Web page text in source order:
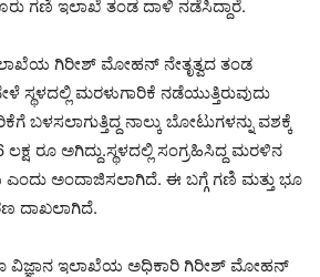
ಗಣಿ ಇಲಾಖೆ ತಂಡ ದಾಳಿ ನಡೆಸಿದ್ದಾರೆ.
ಗಿರೀಶ್ ಮೋಹನ್ ನೇತೃತ್ವದ ತಂಡ
ಸ್ಥಳದಲ್ಲಿ ಮರಳುಗಾರಿಕೆ ನಡೆಯುತ್ತಿರುವುದು
ಬಳಸಲಾಗುತ್ತಿದ್ದ ನಾಲ್ಕು ಬೋಟುಗಳನ್ನು ವಶಕ್ಕೆ
ರೂ ಅಗಿದ್ದು.ಸ್ಥಳದಲ್ಲಿ ಸಂಗ್ರಹಿಸಿದ್ದ ಮರಳಿನ
ಅಂದಾಜಿಸಲಾಗಿದೆ. ಈ ಬಗ್ಗೆ ಗಣಿ ಮತ್ತು ಭೂ
ದಾಖಲಾಗಿದೆ.
ವಿಜ್ಞಾನ ಇಲಾಖೆಯ ಅಧಿಕಾರಿ ಗಿರೀಶ್ ಮೋಹನ್